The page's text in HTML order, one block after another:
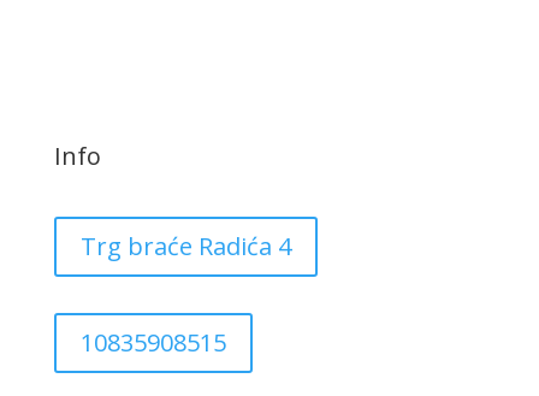
Info
Trg braće Radića 4
10835908515